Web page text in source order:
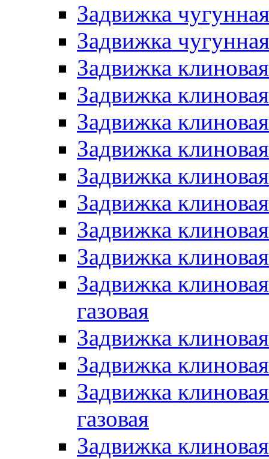
Задвижка
Задвижка
Задвижка
Задвижка
Задвижка
Задвижка
Задвижка
Задвижка
Задвижка
Задвижка
Задвижка
газовая
Задвижка
Задвижка
Задвижка
газовая
Задвижка